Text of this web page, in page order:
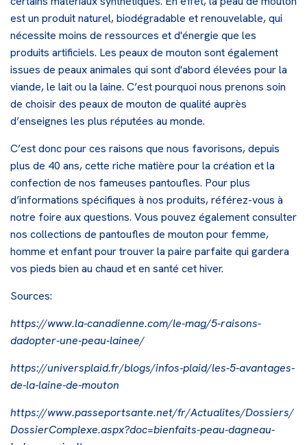
est un produit naturel, biodégradable et renouvelable, qui
nécessite moins de ressources et d'énergie que les
produits artificiels. Les peaux de mouton sont également
issues de peaux animales qui sont d'abord élevées pour la
viande, le lait ou la laine. C’est pourquoi nous prenons soin
de choisir des peaux de mouton de qualité auprès
d’enseignes les plus réputées au monde.
C’est donc pour ces raisons que nous favorisons, depuis
plus de 40 ans, cette riche matière pour la création et la
confection de nos fameuses pantoufles. Pour plus
d’informations spécifiques à nos produits, référez-vous à
notre foire aux questions. Vous pouvez également consulter
nos collections de pantoufles de mouton pour femme,
homme etenfantpour trouver la paire parfaite qui gardera
vos pieds bien au chaud et en santé cet hiver.
Sources:
https://www.la-canadienne.com/le-mag/5-raisons-
dadopter-une-peau-lainee/
https://universplaid.fr/blogs/infos-plaid/les-5-avantages-
de-la-laine-de-mouton
https://www.passeportsante.net/fr/Actualites/Dossiers/
DossierComplexe.aspx?doc=bienfaits-peau-dagneau-